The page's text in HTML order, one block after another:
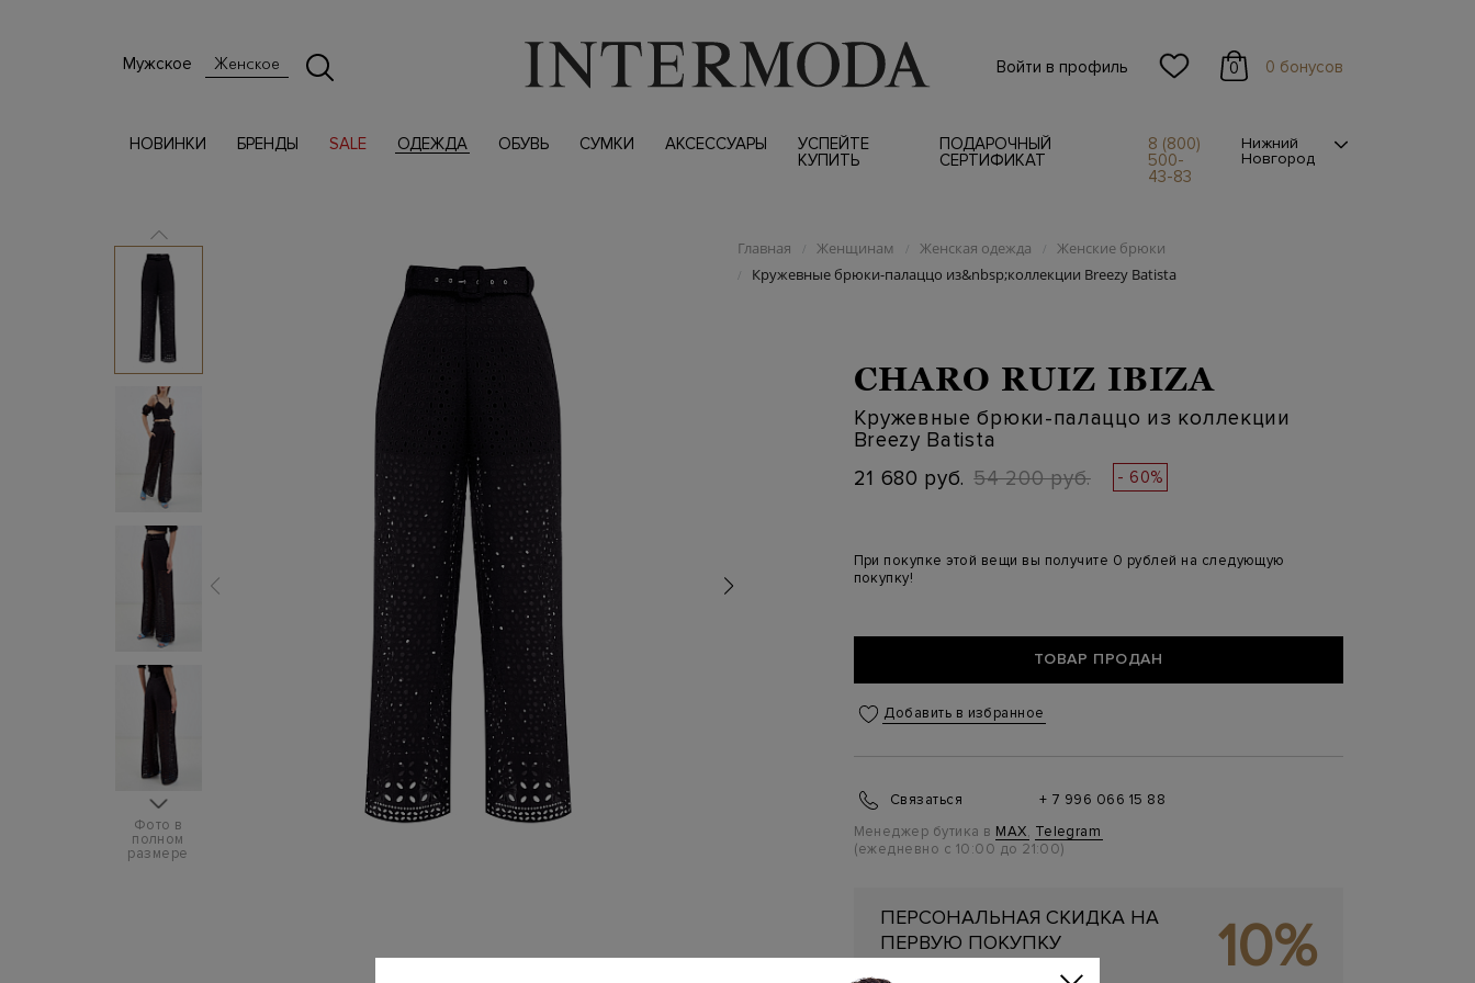
Мужское Женское Войти в профиль 0 0 бонусов
НОВИНКИ БРЕНДЫ SALE ОДЕЖДА ОБУВЬ СУМКИ АКСЕССУАРЫ
УСПЕЙТЕ
КУПИТЬ
ПОДАРОЧНЫЙ
СЕРТИФИКАТ
8 (800)
500-
43-83
Нижний
Новгород
Фото в
полном
размере
Главная / Женщинам / Женская одежда / Женские брюки
/ Кружевные брюки-палаццо из&nbsp;коллекции Breezy Batista
CHARO RUIZ IBIZA
Кружевные брюки-палаццо из коллекции
Breezy Batista
21 680 руб. 54 200 руб. - 60%
При покупке этой вещи вы получите 0 рублей на следующую
покупку!
ТОВАР ПРОДАН
Добавить в избранное
Связаться
+ 7 996 066 15 88
Менеджер бутика в MAX, Telegram
(ежедневно с 10:00 до 21:00)
ПЕРСОНАЛЬНАЯ СКИДКА НА
ПЕРВУЮ ПОКУПКУ
Подробнее 10%